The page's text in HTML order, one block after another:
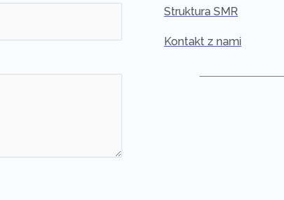
Struktura SMR
Kontakt z nami